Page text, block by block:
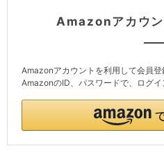
Amazonアカウン
Amazonアカウントを利用して会員登
AmazonのID、パスワードで、ログイ